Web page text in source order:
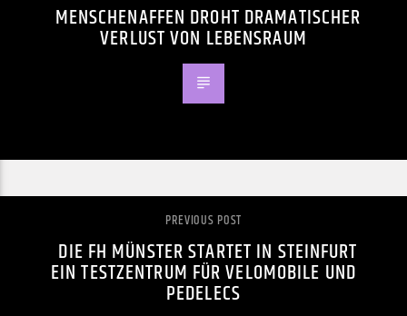
MENSCHENAFFEN DROHT DRAMATISCHER
VERLUST VON LEBENSRAUM
PREVIOUS POST
DIE FH MÜNSTER STARTET IN STEINFURT
EIN TESTZENTRUM FÜR VELOMOBILE UND
PEDELECS